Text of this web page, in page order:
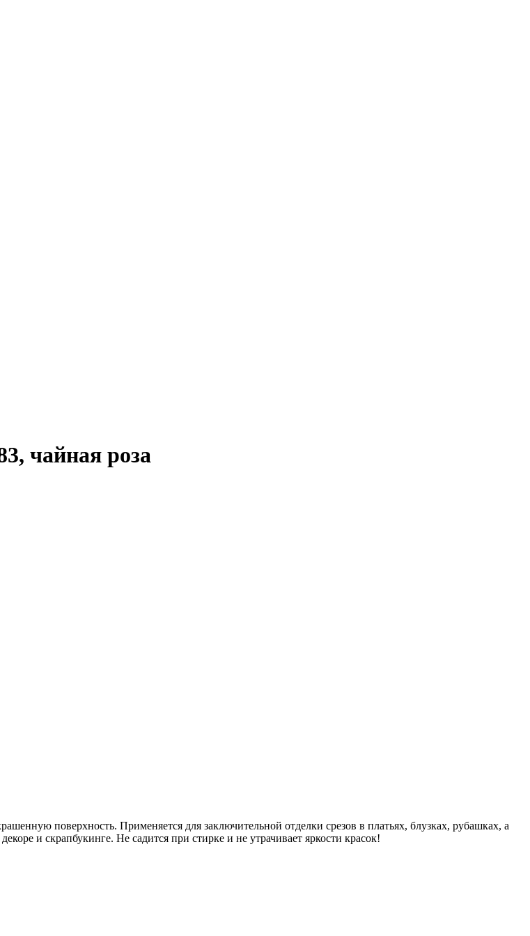
чайная роза
поверхность. Применяется для заключительной отделки срезов в платьях, блузках, рубашках, а
и скрапбукинге. Не садится при стирке и не утрачивает яркости красок!